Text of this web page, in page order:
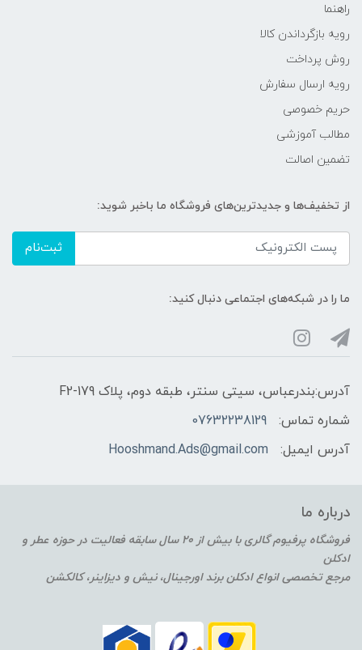
راهنما
رویه‌ بازگرداندن کالا
روش پرداخت
رویه ارسال سفارش
حریم خصوصی
مطالب آموزشی
تضمین اصالت
از تخفیف‌ها و جدیدترین‌های فروشگاه ما باخبر شوید:
ثبت‌نام
ما را در شبکه‌های اجتماعی دنبال کنید:
آدرس:بندرعباس، سیتی سنتر، طبقه دوم، پلاک F2-179
شماره تماس:
07632238129
آدرس ایمیل:
Hooshmand.Ads@gmail.com
درباره ما
فروشگاه پرفیوم گالری با بیش از 20 سال سابقه فعالیت در حوزه عطر و
ادکلن
مرجع تخصصی انواع ادکلن برند اورجینال، نیش و دیزاینر، کالکشن